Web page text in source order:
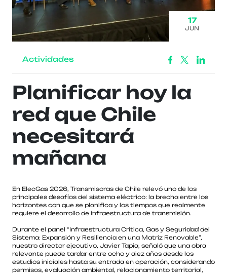
17
JUN
Actividades
Planificar hoy la
red que Chile
necesitará
mañana
En ElecGas 2026, Transmisoras de Chile relevó uno de los
principales desafíos del sistema eléctrico: la brecha entre los
horizontes con que se planifica y los tiempos que realmente
requiere el desarrollo de infraestructura de transmisión.
Durante el panel “Infraestructura Crítica, Gas y Seguridad del
Sistema: Expansión y Resiliencia en una Matriz Renovable”,
nuestro director ejecutivo, Javier Tapia, señaló que una obra
relevante puede tardar entre ocho y diez años desde los
estudios iniciales hasta su entrada en operación, considerando
permisos, evaluación ambiental, relacionamiento territorial,